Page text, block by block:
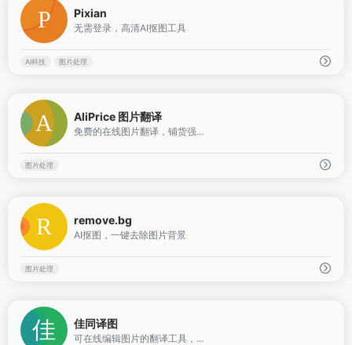
Pixian
无需登录，高清AI抠图工具
AI科技 图片处理
AliPrice 图片翻译
免费的在线图片翻译，铺货强...
图片处理
remove.bg
AI抠图，一键去除图片背景
图片处理
佳同译图
可在线编辑图片的翻译工具，...